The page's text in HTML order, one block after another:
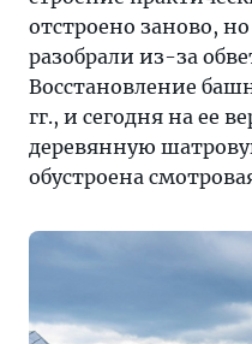
отстроено заново, но
разобрали из-за
Восстановление
гг., и сегодня на ее
деревянную
обустроена